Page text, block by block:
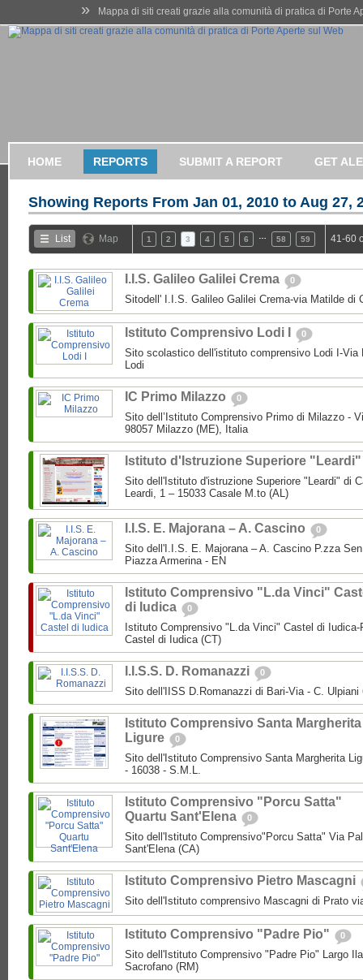
» Mappa di siti creati grazie alla comunità di pratica di Porte
HOME REPORTS SUBMIT A REPORT GET
Showing Reports From Jan 01, 2010 to Aug 27,
List Map 1 2 3 4 5 6 58 59 41-60
I.I.S. Galileo Galilei Crema 0
Sitodell' I.I.S. Galileo Galilei Crema-via Matilde di
Istituto Comprensivo Lodi I 0
Sito scolastico dell'istituto comprensivo Lodi I-Via
Lodi
IC Primo Milazzo 0
Sito dell’Istituto Comprensivo Primo di Milazzo -
98057 Milazzo (ME), Italia
Istituto d'Istruzione Superiore
Sito dell'Istituto d'istruzione Superiore "Leardi" di
Leardi, 1 – 15033 Casale M.to (AL)
I.I.S. E. Majorana – A. Cascino 0
Sito dell'I.I.S. E. Majorana – A. Cascino P.zza
Piazza Armerina - EN
Istituto Comprensivo "L.da Vinci"
di Iudica
0
Istituto Comprensivo "L.da Vinci" Castel di
Castel di Iudica (CT)
I.I.S.S. D. Romanazzi 0
Sito dell'IISS D.Romanazzi di Bari-Via - C. Ulpiani
Istituto Comprensivo Santa Margherita
Ligure
0
Sito dell'Istituto Comprensivo Santa Margherita
- 16038 - S.M.L.
Istituto Comprensivo "Porcu Satta"
Quartu Sant'Elena
0
Sito dell'Istituto Comprensivo"Porcu Satta" Via
Sant'Elena (CA)
Istituto Comprensivo Pietro Mascagni
Sito dell'Istituto comprensivo Mascagni di Prato
Istituto Comprensivo "Padre Pio" 0
Sito dell'Istituto Comprensivo "Padre Pio" Largo
Sacrofano (RM)